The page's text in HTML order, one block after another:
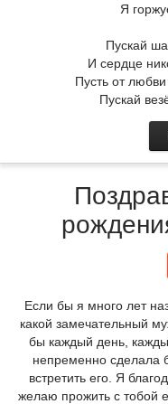
Я
Пускай
И сердце
Пусть от любви
Пускай
Если бы я много лет
какой замечательный
бы каждый день,
непременно сделала
встретить его. Я
желаю прожить с тобой